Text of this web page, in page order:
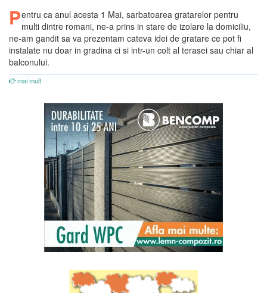
Pentru ca anul acesta 1 Mai, sarbatoarea gratarelor pentru
multi dintre romani, ne-a prins in stare de izolare la domiciliu,
ne-am gandit sa va prezentam cateva idei de gratare ce pot fi
instalate nu doar in gradina ci si intr-un colt al terasei sau chiar al
balconului.
mai mult